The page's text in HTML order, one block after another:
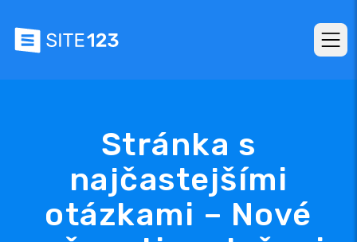
Stránka s
najčastejšími
otázkami – Nové